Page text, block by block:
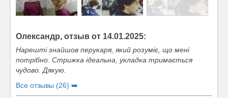
Олександр, отзыв от 14.01.2025:
Нарешті знайшов перукаря, який розуміє, що мені
потрібно. Стрижка ідеальна, укладка тримається
чудово. Дякую.
Все отзывы (26) ➡️